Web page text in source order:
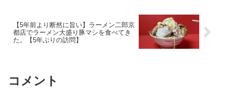
【5年前より断然に旨い】ラーメン二郎京
都店でラーメン大盛り豚マシを食べてき
た。【5年ぶりの訪問】
コメント